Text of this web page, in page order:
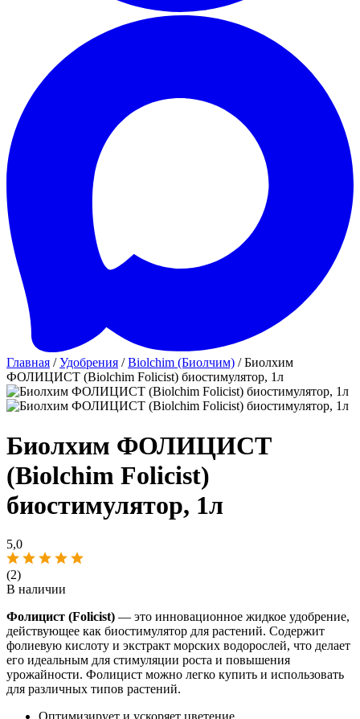
Главная /Удобрения /Biolchim (Биолчим) / Биолхим
ФОЛИЦИСТ (Biolchim Folicist) биостимулятор, 1л
Биолхим ФОЛИЦИСТ
(Biolchim Folicist)
биостимулятор, 1л
5,0
(2)
В наличии
Фолицист (Folicist) — это инновационное жидкое удобрение,
действующее как биостимулятор для растений. Содержит
фолиевую кислоту и экстракт морских водорослей, что делает
его идеальным для стимуляции роста и повышения
урожайности. Фолицист можно легко купить и использовать
для различных типов растений.
Оптимизирует и ускоряет цветение